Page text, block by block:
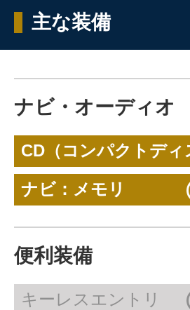
主な装備
ナビ・オーディオ
CD（コンパクトディ
ナビ：メモリ
便利装備
キーレスエントリ